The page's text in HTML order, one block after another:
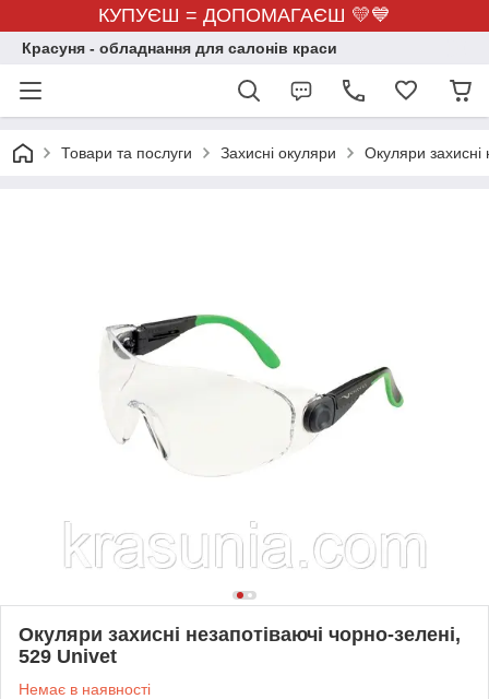
КУПУЄШ = ДОПОМАГАЄШ 💛💙
Красуня - обладнання для салонів краси
Товари та послуги Захисні окуляри Окуляри захисні
Окуляри захисні незапотіваючі чорно-зелені,
529 Univet
Немає в наявності